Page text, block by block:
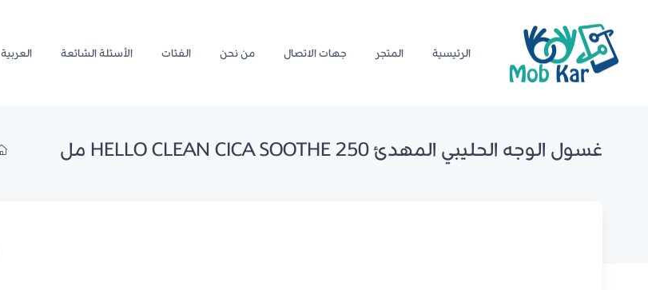
الرئيسية المتجر جهات الاتصال من نحن الفئات الأسئلة الشائعة العربية
غسول الوجه الحليبي المهدئ HELLO CLEAN CICA SOOTHE 250 مل